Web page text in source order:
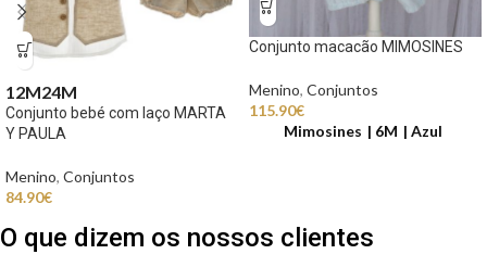
12M24M
Conjunto bebé com laço MARTA
Y PAULA
Menino, Conjuntos
84.90€
Conjunto macacão MIMOSINES
Menino, Conjuntos
115.90€
Mimosines
6M Azul
O que dizem os nossos clientes